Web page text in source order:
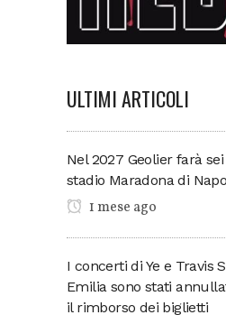
ULTIMI ARTICOLI
Nel 2027 Geolier farà
stadio Maradona di
1 mese ago
I concerti di Ye e Travis
Emilia sono stati
il rimborso dei biglietti